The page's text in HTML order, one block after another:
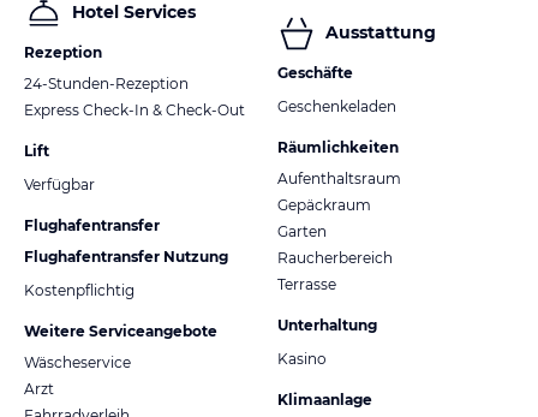
Hotel Services
Rezeption
24-Stunden-Rezeption
Express Check-In & Check-Out
Lift
Verfügbar
Flughafentransfer
Flughafentransfer Nutzung
Kostenpflichtig
Weitere Serviceangebote
Wäscheservice
Arzt
Ausstattung
Geschäfte
Geschenkeladen
Räumlichkeiten
Aufenthaltsraum
Gepäckraum
Garten
Raucherbereich
Terrasse
Unterhaltung
Kasino
Klimaanlage